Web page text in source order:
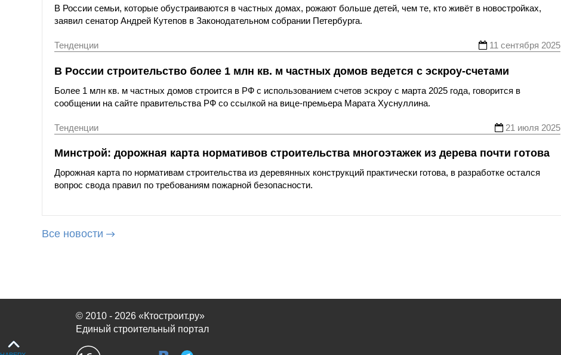
В России семьи, которые обустраиваются в частных домах, рожают больше детей, чем те, кто живёт в новостройках,
заявил сенатор Андрей Кутепов в Законодательном собрании Петербурга.
Тенденции 11 сентября 2025
В России строительство более 1 млн кв. м частных домов ведется с эскроу-счетами
Более 1 млн кв. м частных домов строится в РФ с использованием счетов эскроу с марта 2025 года, говорится в
сообщении на сайте правительства РФ со ссылкой на вице-премьера Марата Хуснуллина.
Тенденции 21 июля 2025
Минстрой: дорожная карта нормативов строительства многоэтажек из дерева почти готова
Дорожная карта по нормативам строительства из деревянных конструкций практически готова, в разработке остался
вопрос свода правил по требованиям пожарной безопасности.
Все новости
© 2010 - 2026 «Ктостроит.ру»
Единый строительный портал